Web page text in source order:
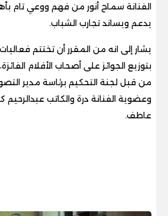
الفنانة سماح أنور من فهم ووعي تام
يدعم ويساند تجارب الشباب.
يشار إلى انه من المقرر أن تختتم
بتوزيع الجوائز على أصحاب الأفلام
من قبل لجنة التحكيم برئاسة مدير
وعضوية الفنانة درة والكاتب
عاطف.